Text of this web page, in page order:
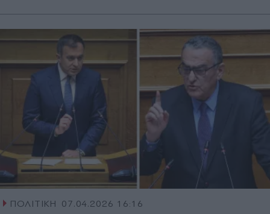
ΠΟΛΙΤΙΚΗ
07.04.2026 16:16